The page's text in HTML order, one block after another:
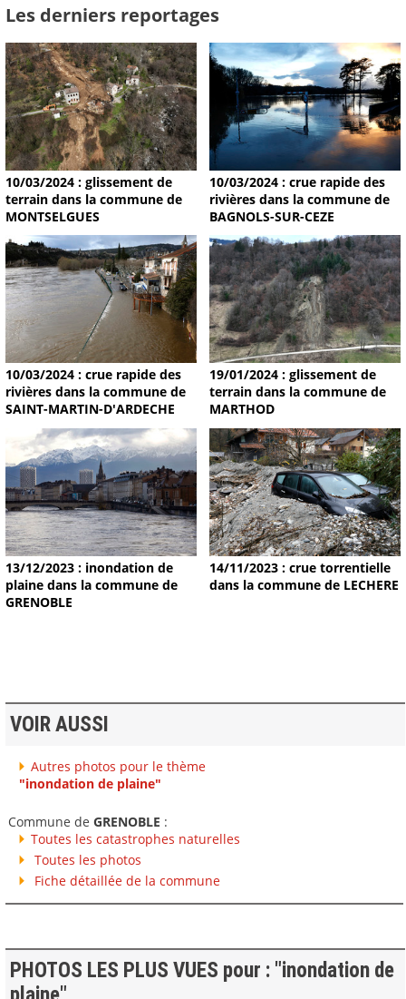
Les derniers reportages
10/03/2024 : glissement de
terrain dans la commune de
MONTSELGUES
10/03/2024 : crue rapide des
rivières dans la commune de
BAGNOLS-SUR-CEZE
10/03/2024 : crue rapide des
rivières dans la commune de
SAINT-MARTIN-D'ARDECHE
19/01/2024 : glissement de
terrain dans la commune de
MARTHOD
13/12/2023 : inondation de
plaine dans la commune de
GRENOBLE
14/11/2023 : crue torrentielle
dans la commune de LECHERE
VOIR AUSSI
Autres photos pour le thème
"inondation de plaine"
Commune de GRENOBLE :
Toutes les catastrophes naturelles
Toutes les photos
Fiche détaillée de la commune
PHOTOS LES PLUS VUES pour : "inondation de